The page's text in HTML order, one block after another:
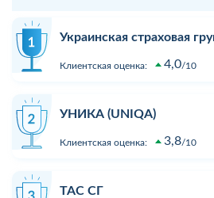
Украинская страховая
Клиентская оценка: 4,0 10
УНИКА (UNIQA)
Клиентская оценка: 3,8 10
ТАС СГ